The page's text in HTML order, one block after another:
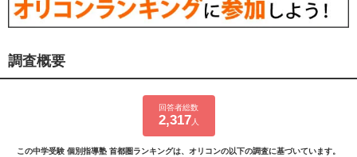
調査概要
回答者総数
2,317 人
この中学受験 個別指導塾 首都圏ランキングは、オリコンの以下の調査に基づいています。